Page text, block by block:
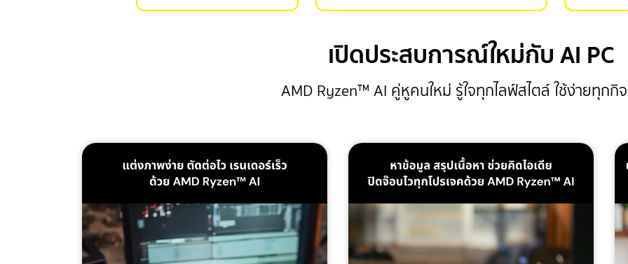
เปิดประสบการณ์ใหม่กับ AI PC
AMD Ryzen™ AI คู่หูคนใหม่ รู้ใจทุกไลฟ์สไตล์ ใช้ง่ายทุกกิ